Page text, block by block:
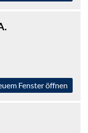
Fenster öffnen